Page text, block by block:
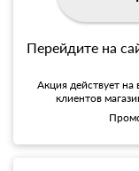
Перейдите на
Акция действует на
клиентов